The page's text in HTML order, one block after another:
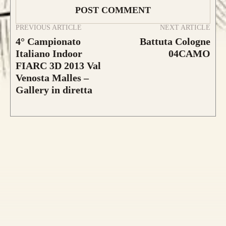
Caratteristica che contraddistingue questo
modello sono le
lamine di pregiato
Tasso, Osage o Bambù
con una struttura
composta da
4 lamine di legno
da 800€
PREVIOUS ARTICLE
4° Campionato
Italiano Indoor
FIARC 3D 2013 Val
Venosta Malles –
Gallery in diretta
NEXT ARTICLE
Battuta Cologne
04CAMO